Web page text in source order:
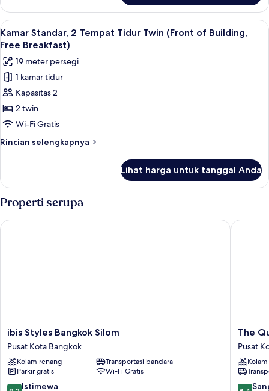
Kamar
Standar
(With
Free
Lihat
semua
foto
untuk
Kamar
Standar,
2
Tempat
Tidur
Twin
of
Building,
Free
Breakfast)
Kamar Standar, 2 Tempat Tidur
16
Kamar Standar, 2 Tempat Tidur Twin (Front of Building,
Free Breakfast)
19 meter persegi
1 kamar tidur
Kapasitas 2
2 twin
Wi-Fi Gratis
Rincian selengkapnya
Rincian
Kamar
Standar,
2
Tempat
Tidur
Lihat harga untuk tanggal Anda
Properti serupa
ibis
Styles
Bangkok
Silom
Pusat
Kota
ibis Styles Bangkok Silom
Pusat Kota Bangkok
Kolam renang
Transportasi bandara
Parkir gratis
Wi-Fi Gratis
9.2 Istimewa
ibis Styles Bangkok Silom
The
Quarter
by
UHG
Pusat
The
Pusat
8.4
The